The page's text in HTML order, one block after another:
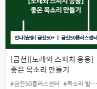
[금천][노래와 스피치 응용]
좋은 목소리 만들기
#금천50플러스센터 #목소리 발성법